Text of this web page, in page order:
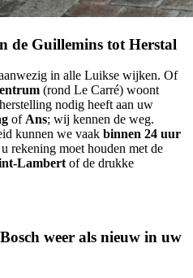
de Guillemins tot Herstal
in alle Luikse wijken. Of
(rond Le Carré) woont
nodig heeft aan uw
of Ans; wij kennen de weg.
kunnen we vaak binnen 24 uur
rekening moet houden met de
Lambert of de drukke
weer als nieuw in uw